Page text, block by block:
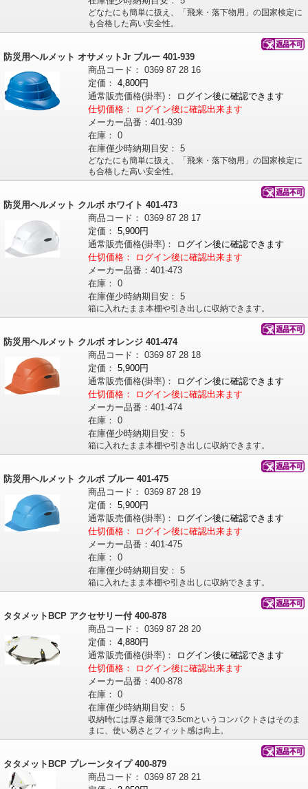
どなたにも簡単に扱え、「飛来・落下物用」の国家検定に
も合格した高い安全性。
防災用ヘルメット オサメットJr ブルー 401-939
商品コード： 0369 87 28 16
定価： 4,800円
通常販売価格(掛率)：
ログイン後に確認できます
仕切価格：
ログイン後に確認出来ます
メーカー品番： 401-939
在庫： 0
在庫僅少時納期目安： 5
どなたにも簡単に扱え、「飛来・落下物用」の国家検定に
も合格した高い安全性。
防災用ヘルメット クルボ ホワイト 401-473
商品コード： 0369 87 28 17
定価： 5,900円
通常販売価格(掛率)：
ログイン後に確認できます
仕切価格：
ログイン後に確認出来ます
メーカー品番： 401-473
在庫： 0
在庫僅少時納期目安： 5
箱に入れたまま本棚や引き出しに収納できます。
防災用ヘルメット クルボ オレンジ 401-474
商品コード： 0369 87 28 18
定価： 5,900円
通常販売価格(掛率)：
ログイン後に確認できます
仕切価格：
ログイン後に確認出来ます
メーカー品番： 401-474
在庫： 0
在庫僅少時納期目安： 5
箱に入れたまま本棚や引き出しに収納できます。
防災用ヘルメット クルボ ブルー 401-475
商品コード： 0369 87 28 19
定価： 5,900円
通常販売価格(掛率)：
ログイン後に確認できます
仕切価格：
ログイン後に確認出来ます
メーカー品番： 401-475
在庫： 0
在庫僅少時納期目安： 5
箱に入れたまま本棚や引き出しに収納できます。
タタメットBCP アクセサリー付 400-878
商品コード： 0369 87 28 20
定価： 4,880円
通常販売価格(掛率)：
ログイン後に確認できます
仕切価格：
ログイン後に確認出来ます
メーカー品番： 400-878
在庫： 0
在庫僅少時納期目安： 5
収納時には厚さ最薄で3.5cmというコンパクトさはそのま
まに、使い易さとフィット感は向上。
タタメットBCP プレーンタイプ 400-879
商品コード： 0369 87 28 21